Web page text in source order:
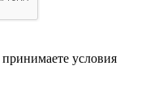
условия